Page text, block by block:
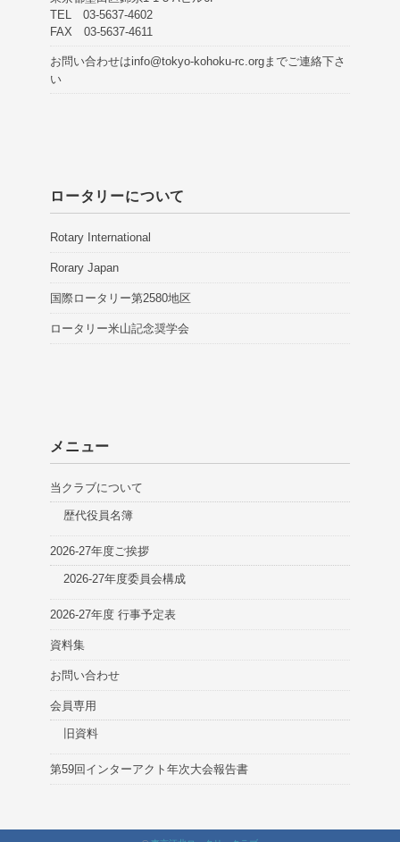
TEL 03-5637-4602
FAX 03-5637-4611
お問い合わせはinfo@tokyo-kohoku-rc.orgまでご連絡下さ
い
ロータリーについて
Rotary International
Rorary Japan
国際ロータリー第2580地区
ロータリー米山記念奨学会
メニュー
当クラブについて
歴代役員名簿
2026-27年度ご挨拶
2026-27年度委員会構成
2026-27年度 行事予定表
資料集
お問い合わせ
会員専用
旧資料
第59回インターアクト年次大会報告書